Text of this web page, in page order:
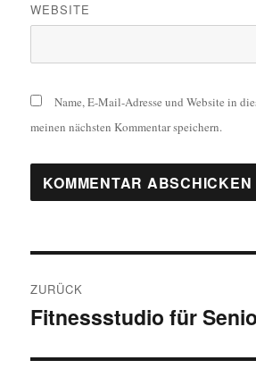
WEBSITE
Name, E-Mail-Adresse und Website in
meinen nächsten Kommentar speichern.
ZURÜCK
Vorheriger
Fitnessstudio für